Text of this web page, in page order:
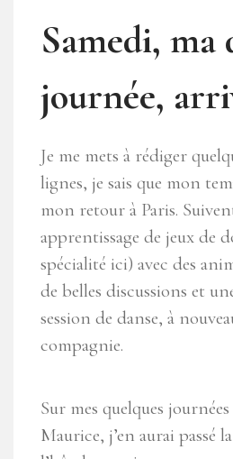
Samedi, ma
journée,
Je me mets à rédiger
lignes, je sais que mon
mon retour à Paris.
apprentissage de jeux de
spécialité ici) avec des
de belles discussions et
session de danse, à
compagnie.
Sur mes quelques journées
Maurice, j’en aurai passé